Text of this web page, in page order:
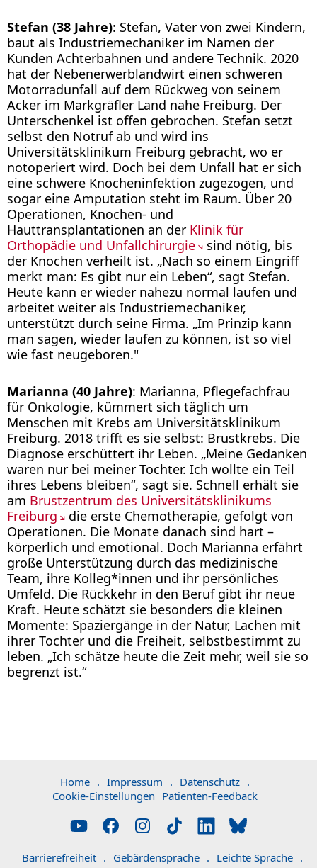
Stefan (38 Jahre): Stefan, Vater von zwei Kindern,
baut als Industriemechaniker im Namen der
Kunden Achterbahnen und andere Technik. 2020
hat der Nebenerwerblandwirt einen schweren
Motorradunfall auf dem Rückweg von seinem
Acker im Markgräfler Land nahe Freiburg. Der
Unterschenkel ist offen gebrochen. Stefan setzt
selbst den Notruf ab und wird ins
Universitätsklinikum Freiburg gebracht, wo er
notoperiert wird. Doch bei dem Unfall hat er sich
eine schwere Knocheninfektion zugezogen, und
sogar eine Amputation steht im Raum. Über 20
Operationen, Knochen- und
Hauttransplantationen an der Klinik für
Orthopädie und Unfallchirurgie
sind nötig, bis
der Knochen verheilt ist. „Nach so einem Eingriff
merkt man: Es gibt nur ein Leben“, sagt Stefan.
Heute kann er wieder nahezu normal laufen und
arbeitet weiter als Industriemechaniker,
unterstützt durch seine Firma. „Im Prinzip kann
man sagen, wieder laufen zu können, ist so viel
wie fast neugeboren."
Marianna (40 Jahre): Marianna, Pflegefachfrau
für Onkologie, kümmert sich täglich um
Menschen mit Krebs am Universitätsklinikum
Freiburg. 2018 trifft es sie selbst: Brustkrebs. Die
Diagnose erschüttert ihr Leben. „Meine Gedanken
waren nur bei meiner Tochter. Ich wollte ein Teil
ihres Lebens bleiben“, sagt sie. Schnell erhält sie
am Brustzentrum des Universitätsklinikums
Freiburg
die erste Chemotherapie, gefolgt von
Operationen. Die Monate danach sind hart –
körperlich und emotional. Doch Marianna erfährt
große Unterstützung durch das medizinische
Team, ihre Kolleg*innen und ihr persönliches
Umfeld. Die Rückkehr in den Beruf gibt ihr neue
Kraft. Heute schätzt sie besonders die kleinen
Momente: Spaziergänge in der Natur, Lachen mit
ihrer Tochter und die Freiheit, selbstbestimmt zu
leben. „Ich schätze heute die Zeit mehr, weil sie so
begrenzt ist.“
Home . Impressum . Datenschutz .
Cookie-Einstellungen Patienten-Feedback
Barrierefreiheit . Gebärdensprache . Leichte Sprache .